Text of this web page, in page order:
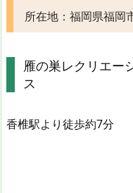
所在地：福岡県福岡
雁の巣レクリエー
ス
香椎駅より徒歩約7分